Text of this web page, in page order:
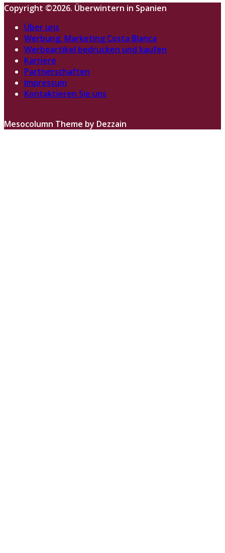
Copyright ©2026. Überwintern in Spanien
Über uns
Werbung, Marketing Costa Blanca
Werbeartikel bedrucken und kaufen
Karriere
Partnerschaften
Impressum
Kontaktieren Sie uns
Mesocolumn Theme by Dezzain